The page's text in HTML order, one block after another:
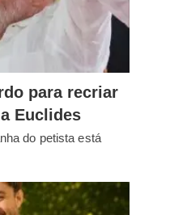
para recriar
Euclides
do petista está